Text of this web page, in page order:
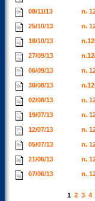
08/11/13 n.
25/10/13 n.
18/10/13
27/09/13
06/09/13 n.
30/08/13
02/08/13 n.
19/07/13 n.
12/07/13 n.
05/07/13 n.
21/06/13 n.
07/06/13 n.
1 2 3 4